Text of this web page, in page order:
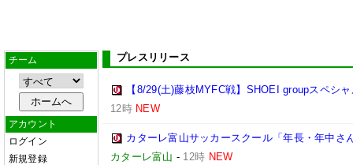
チーム
アカウント
ログイン
新規登録
プレスリリース
【8/29(土)藤枝MYFC戦】SHOEI groupスペシ
12時 NEW
カターレ富山サッカースクール「年長・年中さ
カターレ富山 - 12時 NEW